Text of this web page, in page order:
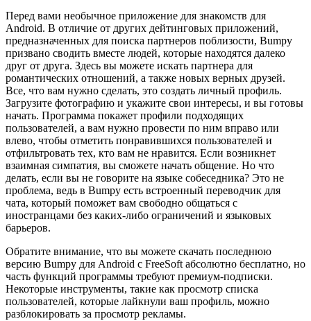
Перед вами необычное приложение для знакомств для
Android. В отличие от других дейтинговых приложений,
предназначенных для поиска партнеров поблизости, Bumpy
призвано сводить вместе людей, которые находятся далеко
друг от друга. Здесь вы можете искать партнера для
романтических отношений, а также новых верных друзей.
Все, что вам нужно сделать, это создать личный профиль.
Загрузите фотографию и укажите свои интересы, и вы готовы
начать. Программа покажет профили подходящих
пользователей, а вам нужно провести по ним вправо или
влево, чтобы отметить понравившихся пользователей и
отфильтровать тех, кто вам не нравится. Если возникнет
взаимная симпатия, вы сможете начать общение. Но что
делать, если вы не говорите на языке собеседника? Это не
проблема, ведь в Bumpy есть встроенный переводчик для
чата, который поможет вам свободно общаться с
иностранцами без каких-либо ограничений и языковых
барьеров.
Обратите внимание, что вы можете скачать последнюю
версию Bumpy для Android с FreeSoft абсолютно бесплатно, но
часть функций программы требуют премиум-подписки.
Некоторые инструменты, такие как просмотр списка
пользователей, которые лайкнули ваш профиль, можно
разблокировать за просмотр рекламы.